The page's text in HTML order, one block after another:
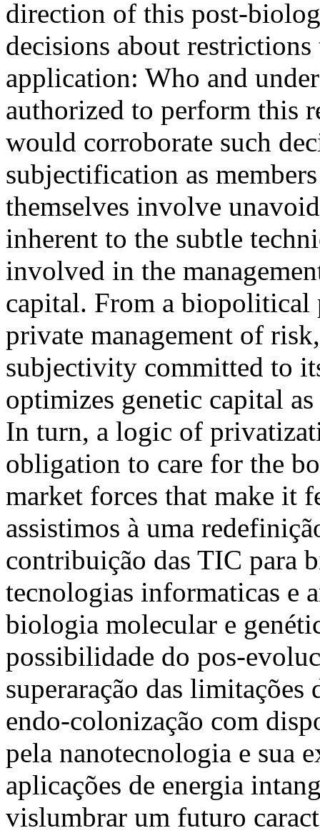
direction of this post-
decisions about
application: Who and
authorized to perform this
would corroborate such
subjectification as
themselves involve
inherent to the subtle
involved in the
capital. From a biopolitical
private management of
subjectivity committed to
optimizes genetic capital
In turn, a logic of
obligation to care for the
market forces that make it
assistimos à uma
contribuição das TIC para
tecnologias informaticas e
biologia molecular e
possibilidade do pos-
superaração das
endo-colonização com
pela nanotecnologia e sua
aplicações de energia
vislumbrar um futuro